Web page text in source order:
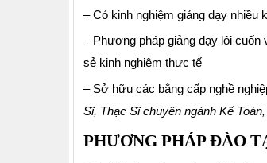
– Có kinh nghiệm giảng dạy
– Phương pháp giảng dạy lôi cuốn
sẻ kinh nghiệm thực tế
– Sở hữu các bằng cấp nghề
Sĩ, Thạc Sĩ chuyên ngành Kế
PHƯƠNG PHÁP ĐÀO